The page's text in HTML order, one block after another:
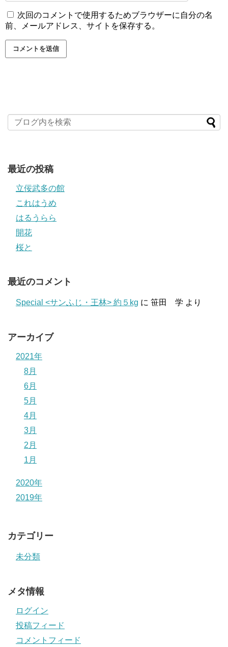
次回のコメントで使用するためブラウザーに自分の名
前、メールアドレス、サイトを保存する。
最近の投稿
立佞武多の館
これはうめ
はるうらら
開花
桜と
最近のコメント
Special <サンふじ・王林> 約５kg に 笹田 学 より
アーカイブ
2021年
8月
6月
5月
4月
3月
2月
1月
2020年
2019年
カテゴリー
未分類
メタ情報
ログイン
投稿フィード
コメントフィード